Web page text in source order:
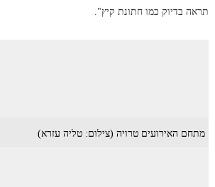
תראה בדיוק כמו חתונת קיץ".
מתחם האירועים טרויה (צילום: טליה עזרא)